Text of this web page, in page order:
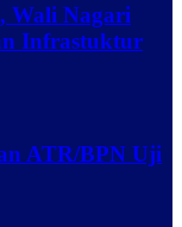
Wali Nagari
Infrastuktur
ATR/BPN Uji